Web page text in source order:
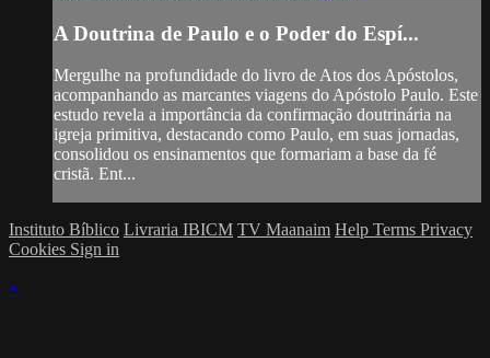
A Doutrina de Paulo e o Poder do Espí...
Mergulhe na profundidade do livro de Atos dos Apóstolos,
acompanhando as marcantes viagens do Apóstolo Paulo. Este
estudo revela a importância da confirmação doutrinária na
igreja primitiva, destacando como Paulo, em suas jornadas,
consolidou os ensinamentos que formariam a base da fé
cristã. Ent...
Instituto Bíblico Livraria IBICM TV Maanaim Help Terms Privacy
Cookies Sign in
×